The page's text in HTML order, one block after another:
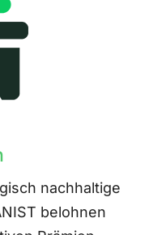
nachhaltige
belohnen